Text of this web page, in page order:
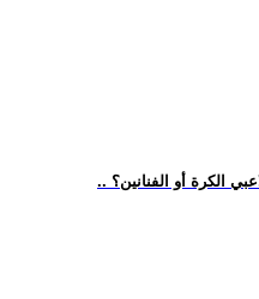
الكرة أو الفنانين؟